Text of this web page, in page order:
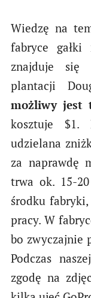
Wiedzę na
fabryce gałki
znajduje się
plantacji
możliwy jest
kosztuje $1.
udzielana
za naprawdę
trwa ok. 15-
środku
pracy. W
bo zwyczajnie
Podczas
zgodę na